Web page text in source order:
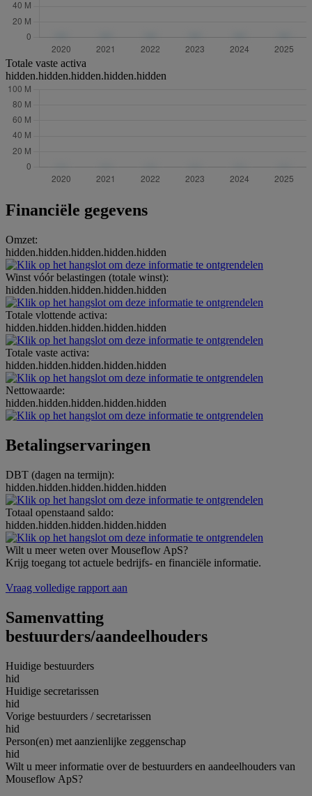
Totale vaste activa
hidden.hidden.hidden.hidden.hidden
Financiële gegevens
Omzet:
hidden.hidden.hidden.hidden.hidden
Winst vóór belastingen (totale winst):
hidden.hidden.hidden.hidden.hidden
Totale vlottende activa:
hidden.hidden.hidden.hidden.hidden
Totale vaste activa:
hidden.hidden.hidden.hidden.hidden
Nettowaarde:
hidden.hidden.hidden.hidden.hidden
Betalingservaringen
DBT (dagen na termijn):
hidden.hidden.hidden.hidden.hidden
Totaal openstaand saldo:
hidden.hidden.hidden.hidden.hidden
Wilt u meer weten over Mouseflow ApS?
Krijg toegang tot actuele bedrijfs- en financiële informatie.
Vraag volledige rapport aan
Samenvatting
bestuurders/aandeelhouders
Huidige bestuurders
hid
Huidige secretarissen
hid
Vorige bestuurders / secretarissen
hid
Person(en) met aanzienlijke zeggenschap
hid
Wilt u meer informatie over de bestuurders en aandeelhouders van
Mouseflow ApS?